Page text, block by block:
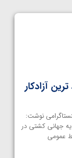
آزادکار
نوشت:
جهانی کشتی در
عمومی